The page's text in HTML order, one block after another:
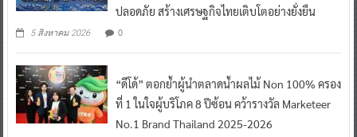
ปลอดภัย สร้างเศรษฐกิจไทยเติบโตอย่างยั่งยืน
5 สิงหาคม 2026 0
“ดีโด้” ตอกย้ำผู้นำตลาดน้ำผลไม้ Non 100% ครอง
ที่ 1 ในใจผู้บริโภค 8 ปีซ้อน คว้ารางวัล Marketeer
No.1 Brand Thailand 2025-2026